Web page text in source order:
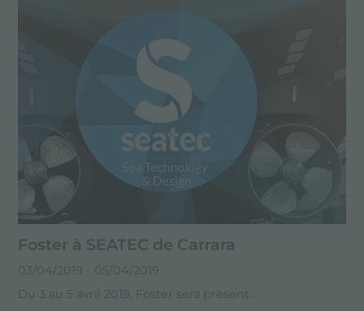
Foster à SEATEC de Carrara
03/04/2019
- 05/04/2019
Du 3 au 5 avril 2019, Foster sera présent..